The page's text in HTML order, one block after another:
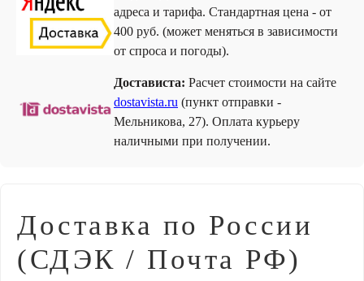
адреса и тарифа. Стандартная цена - от
400 руб. (может меняться в зависимости
от спроса и погоды).
Достависта: Расчет стоимости на сайте
dostavista.ru (пункт отправки -
Мельникова, 27). Оплата курьеру
наличными при получении.
Доставка по России
(СДЭК / Почта РФ)